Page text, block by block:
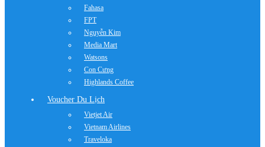
Fahasa
FPT
Nguyễn Kim
Media Mart
Watsons
Con Cưng
Highlands Coffee
Voucher Du Lịch
Vietjet Air
Vietnam Airlines
Traveloka